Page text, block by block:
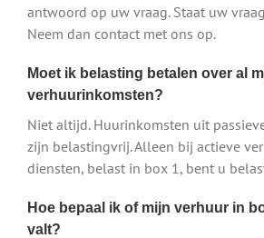
antwoord op uw vraag. Staat uw
Neem dan contact met ons op.
Moet ik belasting betalen over al
verhuurinkomsten?
Niet altijd. Huurinkomsten uit
zijn belastingvrij. Alleen bij actieve
diensten, belast in box 1, bent u
Hoe bepaal ik of mijn verhuur in
valt?